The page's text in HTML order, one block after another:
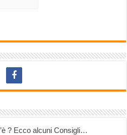
? Ecco alcuni Consigli…